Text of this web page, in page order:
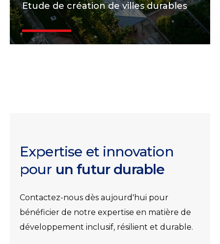
Etude de création de villes durables
Expertise et innovation
pour un futur durable
Contactez-nous dès aujourd'hui pour
bénéficier de notre expertise en matière de
développement inclusif, résilient et durable.